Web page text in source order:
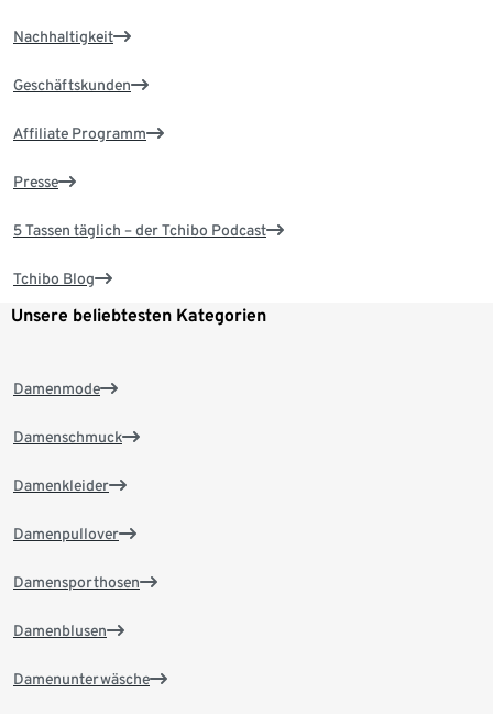
Nachhaltigkeit
Geschäftskunden
Affiliate Programm
Presse
5 Tassen täglich – der Tchibo Podcast
Tchibo Blog
Unsere beliebtesten Kategorien
Damenmode
Damenschmuck
Damenkleider
Damenpullover
Damensporthosen
Damenblusen
Damenunterwäsche